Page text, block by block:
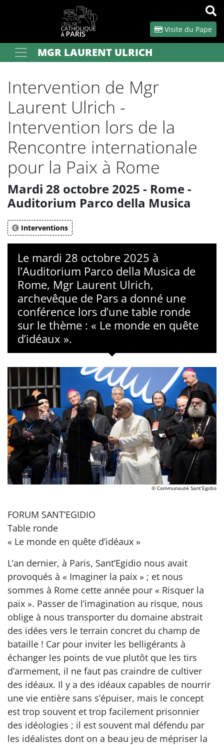
Visite du Pape
Votre rechercheMGR LAURENT ULRICH
Intervention de Mgr
Laurent Ulrich -
Intervention lors de la
Rencontre internationale
pour la Paix à Rome
Mardi 28 octobre 2025 - Rome -
Auditorium Parco della Musica
Interventions
Le mardi 28 octobre 2025 à
l’Auditorium Parco della Musica de
Rome, Mgr Laurent Ulrich,
archevêque de Pars a donné une
conférence lors d’une table ronde
sur le thème : « Le monde en quête
d’idéaux ».
© Communauté Sant’Egidio
FORUM SANT’EGIDIO
Table ronde
« Le monde en quête d’idéaux »
L’an dernier, à Paris, Sant’Egidio nous avait
provoqués à « Imaginer la paix » ; et nous
sommes à Rome cette année pour « Risquer la
paix ». Passer de l’imagination au risque, nous
oblige à nous transporter du domaine abstrait
des idées vers le terrain concret du champ de
bataille ! Car pour inviter les belligérants à
échanger les points de vue plutôt que les tirs
d’armement, il ne faut pas craindre de cultiver
des idéaux. Il y a des idéaux capables de nourrir
une vie entière sans s’épuiser, mais le concept
est trop souvent et trop facilement prisonnier
des idéologies ; il est souvent mal défendu par
les idéalistes dont on a beau jeu de mépriser la
Panneau de gestion des cookies